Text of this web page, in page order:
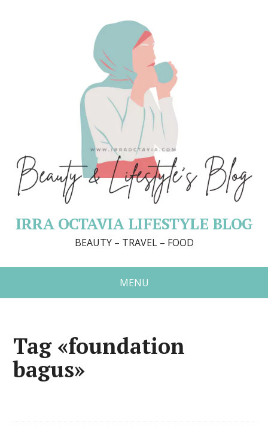
IRRA OCTAVIA LIFESTYLE BLOG
BEAUTY – TRAVEL – FOOD
MENU
Tag «foundation
bagus»